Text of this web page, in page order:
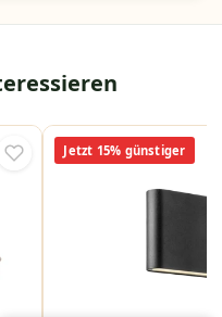
Jetzt 15% günstiger